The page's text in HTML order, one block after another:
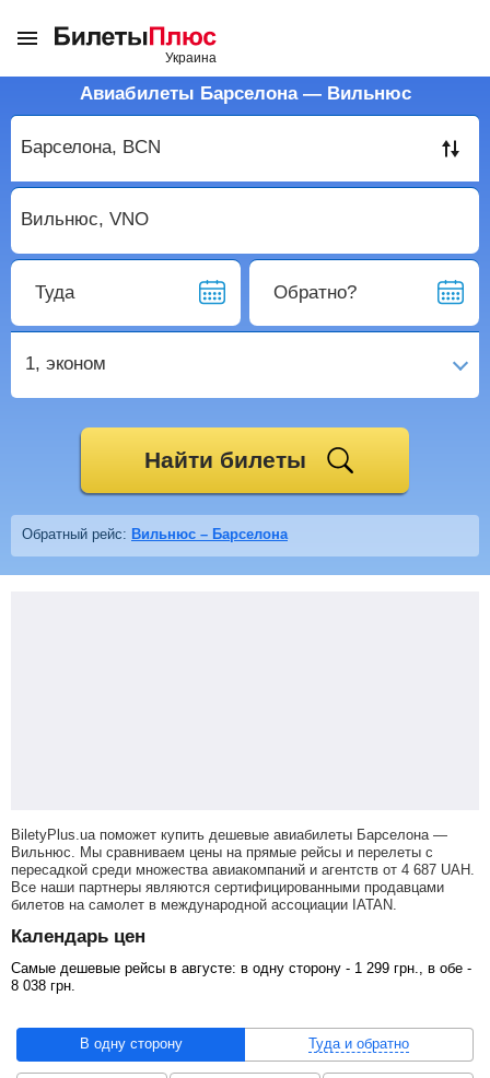
Авиабилеты Барселона — Вильнюс
Туда Обратно?
1, эконом
Найти билеты
Обратный рейс: Вильнюс – Барселона
BiletyPlus.ua поможет купить дешевые авиабилеты Барселона —
Вильнюс. Мы сравниваем цены на прямые рейсы и перелеты с
пересадкой среди множества авиакомпаний и агентств от 4 687 UAH
Все наши партнеры являются сертифицированными продавцами
билетов на самолет в международной ассоциации IATAN.
Календарь цен
Самые дешевые рейсы в августе: в одну сторону - 1 299 грн ., в обе -
8 038 грн
В одну сторону Туда и обратно